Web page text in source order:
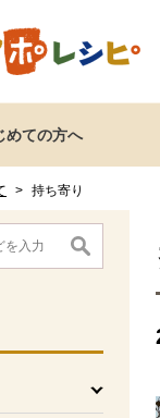
めての方へ
> 持ち寄り
ニューです。
こまで。